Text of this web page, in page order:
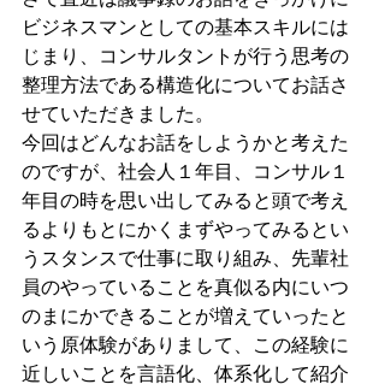
ビジネスマンとしての基本スキルには
じまり、コンサルタントが行う思考の
整理方法である構造化についてお話さ
せていただきました。
今回はどんなお話をしようかと考えた
のですが、社会人１年目、コンサル１
年目の時を思い出してみると頭で考え
るよりもとにかくまずやってみるとい
うスタンスで仕事に取り組み、先輩社
員のやっていることを真似る内にいつ
のまにかできることが増えていったと
いう原体験がありまして、この経験に
近しいことを言語化、体系化して紹介